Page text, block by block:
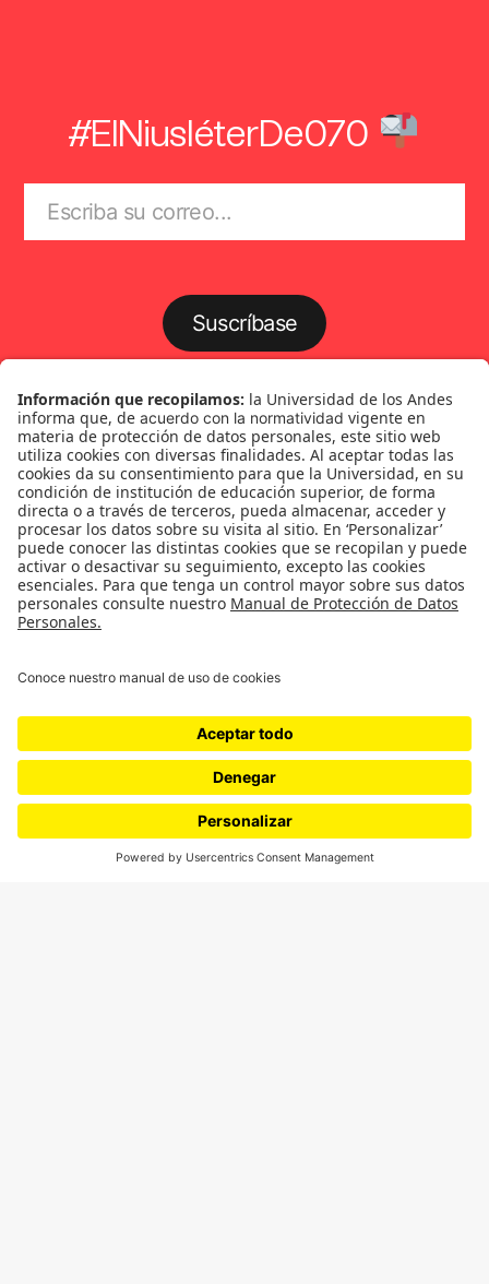
#ElNiusléterDe070
Suscríbase
Género
Política
Cultura
Medios y periodismo
¿Quiénes somos?